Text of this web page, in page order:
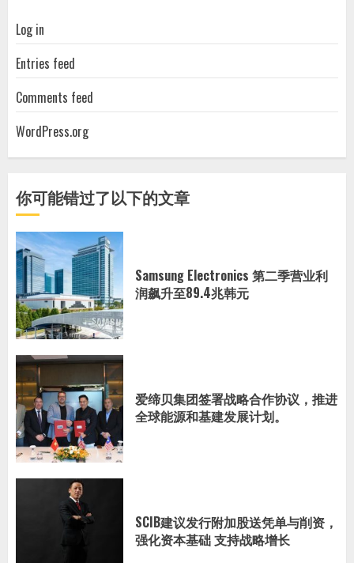
Log in
Entries feed
Comments feed
WordPress.org
你可能错过了以下的文章
Samsung Electronics 第二季营业利
润飙升至89.4兆韩元
爱缔贝集团签署战略合作协议，推进
全球能源和基建发展计划。
SCIB建议发行附加股送凭单与削资，
强化资本基础 支持战略增长